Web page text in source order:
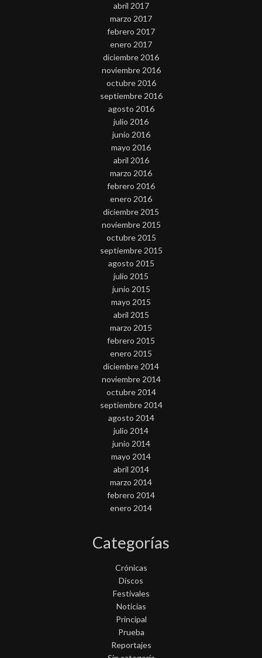
abril 2017
marzo 2017
febrero 2017
enero 2017
diciembre 2016
noviembre 2016
octubre 2016
septiembre 2016
agosto 2016
julio 2016
junio 2016
mayo 2016
abril 2016
marzo 2016
febrero 2016
enero 2016
diciembre 2015
noviembre 2015
octubre 2015
septiembre 2015
agosto 2015
julio 2015
junio 2015
mayo 2015
abril 2015
marzo 2015
febrero 2015
enero 2015
diciembre 2014
noviembre 2014
octubre 2014
septiembre 2014
agosto 2014
julio 2014
junio 2014
mayo 2014
abril 2014
marzo 2014
febrero 2014
enero 2014
Categorías
Crónicas
Discos
Festivales
Noticias
Principal
Prueba
Reportajes